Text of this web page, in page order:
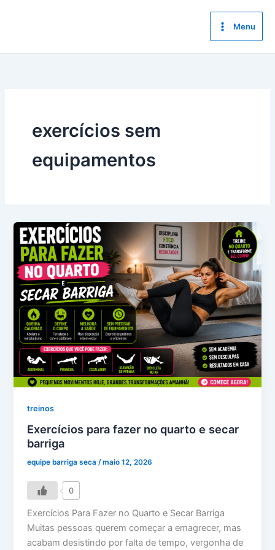
conteúdo
Menu
exercícios sem
equipamentos
treinos
Exercícios para fazer no quarto e secar
barriga
equipe barriga seca/maio 12, 2026
0
Exercícios Para Fazer no Quarto e Secar Barriga
Muitas pessoas querem começar a emagrecer, mas
acabam desistindo por falta de tempo, vergonha de